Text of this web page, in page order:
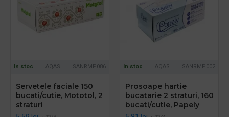
In stoc AQAS SANRMP086
Servetele faciale 150
bucati/cutie, Mototol, 2
straturi
In stoc AQAS SANRMP002
Prosoape hartie
bucatarie 2 straturi, 160
bucati/cutie, Papely